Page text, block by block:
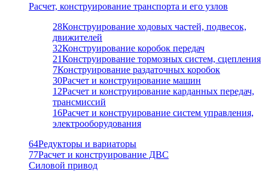
Расчет, конструирование транспорта и его узлов
28Конструирование ходовых частей, подвесок,
движителей
32Конструирование коробок передач
21Конструирование тормозных систем, сцепления
7Конструирование раздаточных коробок
30Расчет и конструирование машин
12Расчет и конструирование карданных передач,
трансмиссий
16Расчет и конструирование систем управления,
электрооборудования
64Редукторы и вариаторы
77Расчет и конструирование ДВС
Силовой привод